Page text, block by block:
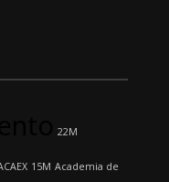
22M
15M Academia de